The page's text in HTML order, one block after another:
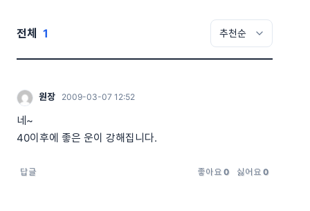
전체 1
원장 2009-03-07 12:52
네~
40이후에 좋은 운이 강해집니다.
답글 좋아요 0 싫어요 0